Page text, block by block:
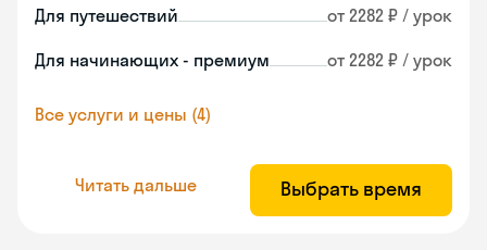
Для путешествий от 2282 ₽ / урок
Для начинающих - премиум от 2282 ₽ / урок
Все услуги и цены (4)
Читать дальше Выбрать время